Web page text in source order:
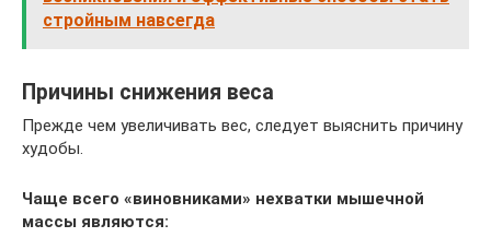
стройным навсегда
Причины снижения веса
Прежде чем увеличивать вес, следует выяснить причину
худобы.
Чаще всего «виновниками» нехватки мышечной
массы являются: